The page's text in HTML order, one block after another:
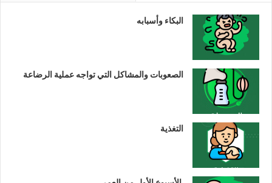
البكاء وأسبابه
الصعوبات والمشاكل التي تواجه عملية الرضاعة
التغذية